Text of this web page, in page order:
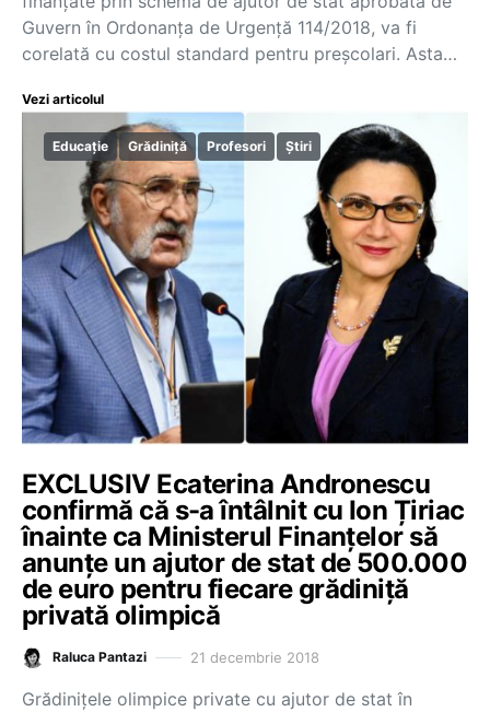
Guvern în Ordonanța de Urgență 114/2018, va fi
corelată cu costul standard pentru preșcolari. Asta…
Vezi articolul
Educație Grădiniță Profesori Știri
EXCLUSIV Ecaterina Andronescu
confirmă că s-a întâlnit cu Ion Țiriac
înainte ca Ministerul Finanțelor să
anunțe un ajutor de stat de 500.000
de euro pentru fiecare grădiniță
privată olimpică
Raluca Pantazi 21 decembrie 2018
Grădinițele olimpice private cu ajutor de stat în